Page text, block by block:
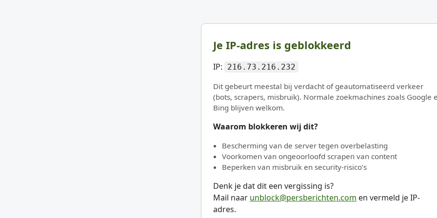
Je IP-adres is geblokkeerd
IP: 216.73.216.232
Dit gebeurt meestal bij verdacht of geautomatiseerd verkeer
(bots, scrapers, misbruik). Normale zoekmachines zoals Google
Bing blijven welkom.
Waarom blokkeren wij dit?
Bescherming van de server tegen overbelasting
Voorkomen van ongeoorloofd scrapen van content
Beperken van misbruik en security-risico’s
Denk je dat dit een vergissing is?
Mail naar unblock@persberichten.com en vermeld je IP-
adres.